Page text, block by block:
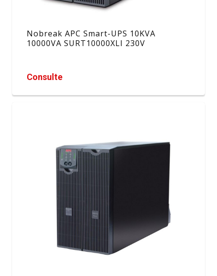
Nobreak APC Smart-UPS 10KVA
10000VA SURT10000XLI 230V
Consulte